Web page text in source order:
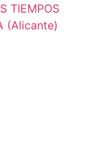
TIEMPOS
(Alicante)